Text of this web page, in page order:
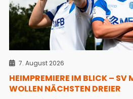
7. August 2026
HEIMPREMIERE IM BLICK – SV
WOLLEN NÄCHSTEN DREIER